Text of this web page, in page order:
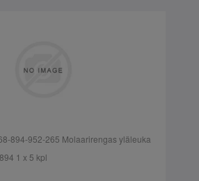
894-952-265 Molaarirengas yläleuka
1 x 5 kpl